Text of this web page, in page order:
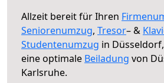
Allzeit bereit für Ihren
Seniorenumzug, Tresor– &
Studentenumzug in Düsseldorf,
eine optimale Beiladung von
Karlsruhe.